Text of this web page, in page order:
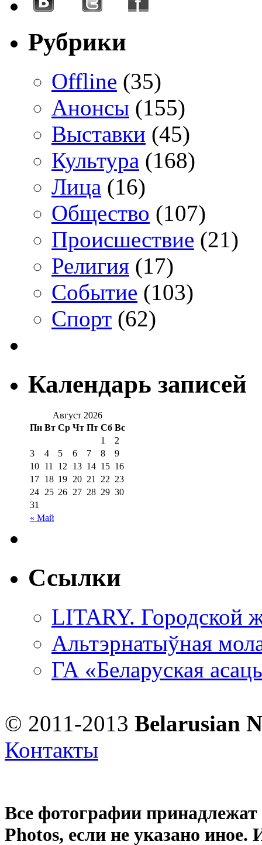
Рубрики
Offline (35)
Анонсы (155)
Выставки (45)
Культура (168)
Лица (16)
Общество (107)
Происшествие (21)
Религия (17)
Событие (103)
Спорт (62)
Календарь записей
Август 2026
Пн Вт Ср Чт Пт Сб Вс
« Май
1
2
3
4 5 6 7 8
9
10 11 12 13 14 15 16
17 18 19 20 21 22 23
24 25 26 27 28 29 30
31
Ссылки
LITARY. Городской
Альтэрнатыўная
ГА «Беларуская
© 2011-2013 Belarusian
Контакты
Все фотографии
Photos, если не указано иное.